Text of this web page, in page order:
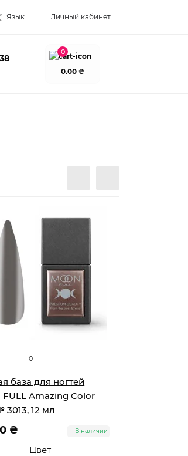
Язык Личный кабинет
0
0.00 ₴
0
база для ногтей
FULL Amazing Color
3013, 12 мл
Цвет
₴ В наличии